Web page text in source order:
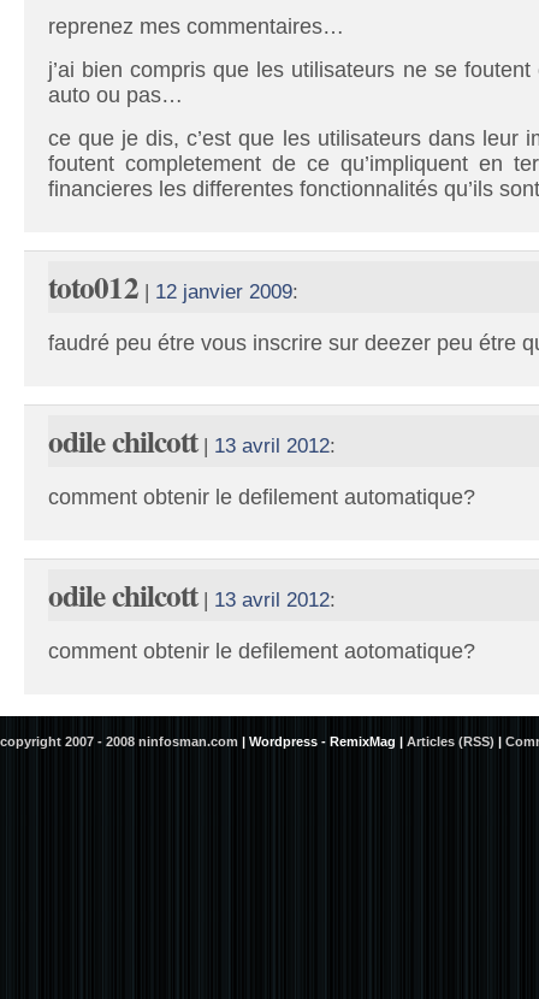
reprenez mes commentaires…
j’ai bien compris que les utilisateurs ne se
auto ou pas…
ce que je dis, c’est que les utilisateurs dans leur
foutent completement de ce qu’impliquent en
financieres les differentes fonctionnalités qu’ils
toto012| 12 janvier 2009:
faudré peu étre vous inscrire sur deezer peu étre
odile chilcott| 13 avril 2012:
comment obtenir le defilement automatique?
odile chilcott| 13 avril 2012:
comment obtenir le defilement aotomatique?
copyright 2007 - 2008 ninfosman.com | Wordpress - RemixMag | Articles (RSS) |